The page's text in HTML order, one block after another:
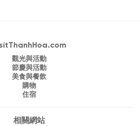
觀光與活動
節慶與活動
美食與餐飲
購物
住宿
相關網站